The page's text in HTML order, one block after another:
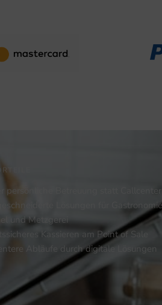
persönliche Betreuung statt Callcenter
Lösungen für
und Metzgerei
Kassieren am Point of Sale
Abläufe durch digitale Lösungen